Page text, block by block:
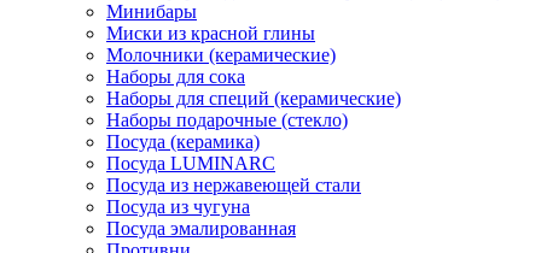
Минибары
Миски из красной глины
Молочники (керамические)
Наборы для сока
Наборы для специй (керамические)
Наборы подарочные (стекло)
Посуда (керамика)
Посуда LUMINARC
Посуда из нержавеющей стали
Посуда из чугуна
Посуда эмалированная